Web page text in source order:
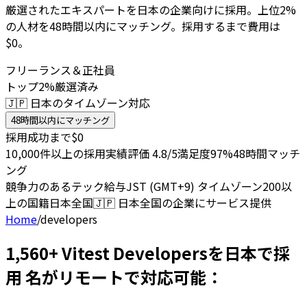
厳選されたエキスパートを日本の企業向けに採用。上位2%
の人材を48時間以内にマッチング。採用するまで費用は
$0。
フリーランス＆正社員
トップ2%厳選済み
🇯🇵 日本のタイムゾーン対応
48時間以内にマッチング
採用成功まで$0
10,000件以上の採用実績評価 4.8/5満足度97%48時間マッチ
ング
競争力のあるテック給与JST (GMT+9) タイムゾーン200以
上の国籍日本全国🇯🇵 日本全国の企業にサービス提供
Home/developers
1,560+ Vitest Developersを日本で採
用 名がリモートで対応可能：